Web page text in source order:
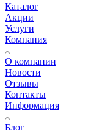
Каталог
Акции
Услуги
Компания
О компании
Новости
Отзывы
Контакты
Информация
Блог